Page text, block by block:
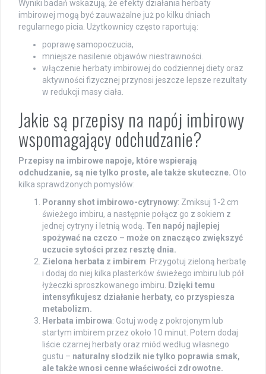
Wyniki badań wskazują, że efekty działania herbaty
imbirowej mogą być zauważalne już po kilku dniach
regularnego picia. Użytkownicy często raportują:
poprawę samopoczucia,
mniejsze nasilenie objawów niestrawności.
włączenie herbaty imbirowej do codziennej diety oraz
aktywności fizycznej przynosi jeszcze lepsze rezultaty
w redukcji masy ciała.
Jakie są przepisy na napój imbirowy
wspomagający odchudzanie?
Przepisy na imbirowe napoje, które wspierają
odchudzanie, są nie tylko proste, ale także skuteczne. Oto
kilka sprawdzonych pomysłów:
Poranny shot imbirowo-cytrynowy: Zmiksuj 1-2 cm
świeżego imbiru, a następnie połącz go z sokiem z
jednej cytryny i letnią wodą. Ten napój najlepiej
spożywać na czczo – może on znacząco zwiększyć
uczucie sytości przez resztę dnia.
Zielona herbata z imbirem: Przygotuj zieloną herbatę
i dodaj do niej kilka plasterków świeżego imbiru lub pół
łyżeczki sproszkowanego imbiru.
Dzięki temu
intensyfikujesz działanie herbaty, co przyspiesza
metabolizm.
Herbata imbirowa: Gotuj wodę z pokrojonym lub
startym imbirem przez około 10 minut. Potem dodaj
liście czarnej herbaty oraz miód według własnego
gustu – naturalny słodzik nie tylko poprawia smak,
ale także wnosi cenne właściwości zdrowotne.